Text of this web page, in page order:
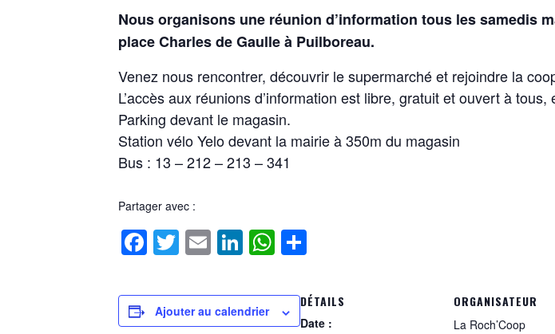
Nous organisons une réunion d’information tous les samedis
place Charles de Gaulle à Puilboreau.
Venez nous rencontrer, découvrir le supermarché et rejoindre la
L’accès aux réunions d’information est libre, gratuit et ouvert à
Parking devant le magasin.
Station vélo Yelo devant la mairie à 350m du magasin
Bus : 13 – 212 – 213 – 341
Partager avec :
Facebook
Twitter
EmailLinkedIn
WhatsApp
Ajouter au calendrier
DÉTAILS
Date :
ORGANISATEUR
La Roch’Coop